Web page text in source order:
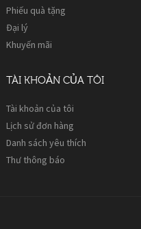
Phiếu quà tặng
Đại lý
Khuyến mãi
TÀI KHOẢN CỦA TÔI
Tài khoản của tôi
Lịch sử đơn hàng
Danh sách yêu thích
Thư thông báo